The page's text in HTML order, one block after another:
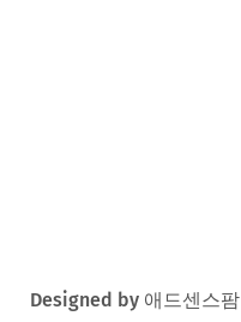
Designed by 애드센스팜